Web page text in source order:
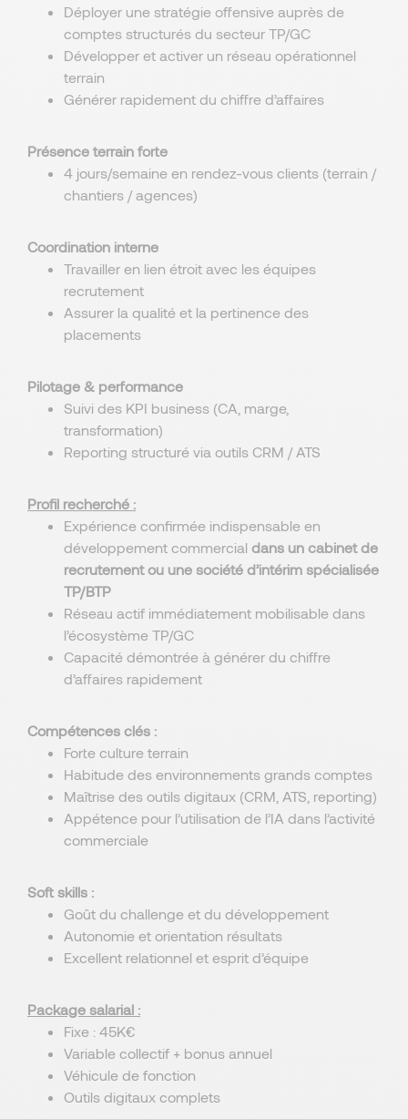
Déployer une stratégie offensive auprès de
comptes structurés du secteur TP/GC
Développer et activer un réseau opérationnel
terrain
Générer rapidement du chiffre d’affaires
Présence terrain forte
4 jours/semaine en rendez-vous clients (terrain /
chantiers / agences)
Coordination interne
Travailler en lien étroit avec les équipes
recrutement
Assurer la qualité et la pertinence des
placements
Pilotage & performance
Suivi des KPI business (CA, marge,
transformation)
Reporting structuré via outils CRM / ATS
Profil recherché :
Expérience confirmée indispensable en
développement commercial dans un cabinet de
recrutement ou une société d’intérim spécialisée
TP/BTP
Réseau actif immédiatement mobilisable dans
l’écosystème TP/GC
Capacité démontrée à générer du chiffre
d’affaires rapidement
Compétences clés :
Forte culture terrain
Habitude des environnements grands comptes
Maîtrise des outils digitaux (CRM, ATS, reporting)
Appétence pour l’utilisation de l’IA dans l’activité
commerciale
Soft skills :
Goût du challenge et du développement
Autonomie et orientation résultats
Excellent relationnel et esprit d’équipe
Package salarial :
Fixe : 45K€
Variable collectif + bonus annuel
Véhicule de fonction
Outils digitaux complets